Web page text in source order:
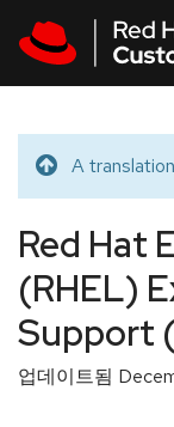
A
Red Hat
(RHEL)
Support
업데이트됨